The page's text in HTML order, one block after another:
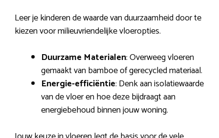
Leer je kinderen de waarde van duurzaamheid door te
kiezen voor milieuvriendelijke vloeropties.
Duurzame Materialen: Overweeg vloeren
gemaakt van bamboe of gerecycled materiaal.
Energie-efficiëntie: Denk aan isolatiewaarde
van de vloer en hoe deze bijdraagt aan
energiebehoud binnen jouw woning.